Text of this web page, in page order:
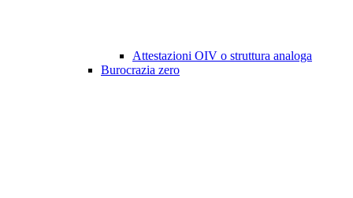
Attestazioni OIV o struttura analoga
Burocrazia zero